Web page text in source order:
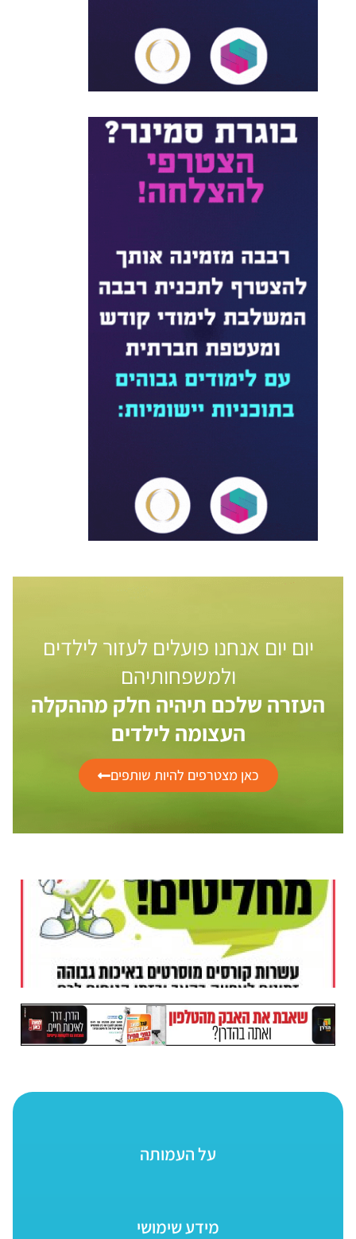
יום יום אנחנו פועלים לעזור לילדים
ולמשפחותיהם
העזרה שלכם תיהיה חלק מההקלה
העצומה לילדים
כאן מצטרפים להיות שותפים
על העמותה
מידע שימושי